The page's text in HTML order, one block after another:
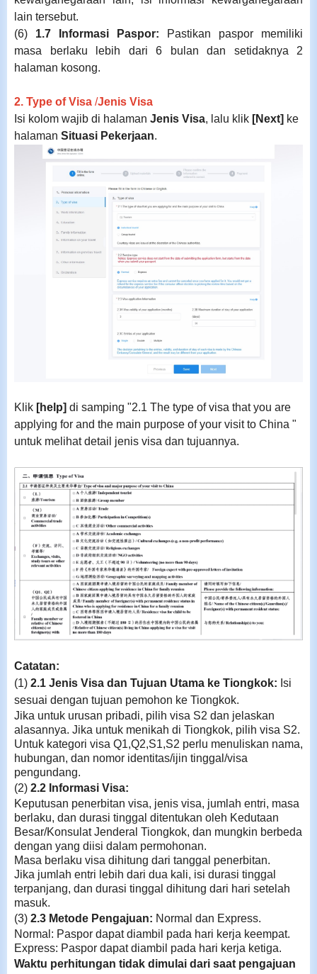
lain tersebut.
(6) 1.7 Informasi Paspor: Pastikan paspor memiliki
masa berlaku lebih dari 6 bulan dan setidaknya 2
halaman kosong.
2. Type of Visa /Jenis Visa
Isi kolom wajib di halaman Jenis Visa, lalu klik [Next] ke
halaman Situasi Pekerjaan.
Klik [help] di samping "2.1 The type of visa that you are
applying for and the main purpose of your visit to China "
untuk melihat detail jenis visa dan tujuannya.
Catatan:
(1) 2.1 Jenis Visa dan Tujuan Utama ke Tiongkok: Isi
sesuai dengan tujuan pemohon ke Tiongkok.
Jika untuk urusan pribadi, pilih visa S2 dan jelaskan
alasannya. Jika untuk menikah di Tiongkok, pilih visa S2.
Untuk kategori visa Q1,Q2,S1,S2 perlu menuliskan nama,
hubungan, dan nomor identitas/ijin tinggal/visa
pengundang.
(2) 2.2 Informasi Visa:
Keputusan penerbitan visa, jenis visa, jumlah entri, masa
berlaku, dan durasi tinggal ditentukan oleh Kedutaan
Besar/Konsulat Jenderal Tiongkok, dan mungkin berbeda
dengan yang diisi dalam permohonan.
Masa berlaku visa dihitung dari tanggal penerbitan.
Jika jumlah entri lebih dari dua kali, isi durasi tinggal
terpanjang, dan durasi tinggal dihitung dari hari setelah
masuk.
(3) 2.3 Metode Pengajuan: Normal dan Express.
Normal: Paspor dapat diambil pada hari kerja keempat.
Express: Paspor dapat diambil pada hari kerja ketiga.
Waktu perhitungan tidak dimulai dari saat pengajuan